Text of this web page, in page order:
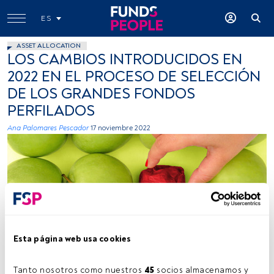
Esta página web usa cookies
Tanto nosotros como nuestros 45 socios almacenamos y
ES
ASSET ALLOCATION
LOS CAMBIOS INTRODUCIDOS EN
2022 EN EL PROCESO DE SELECCIÓN
DE LOS GRANDES FONDOS
PERFILADOS
Ana Palomares Pescador 17 noviembre 2022
ervega, Flickr, Creative Commons